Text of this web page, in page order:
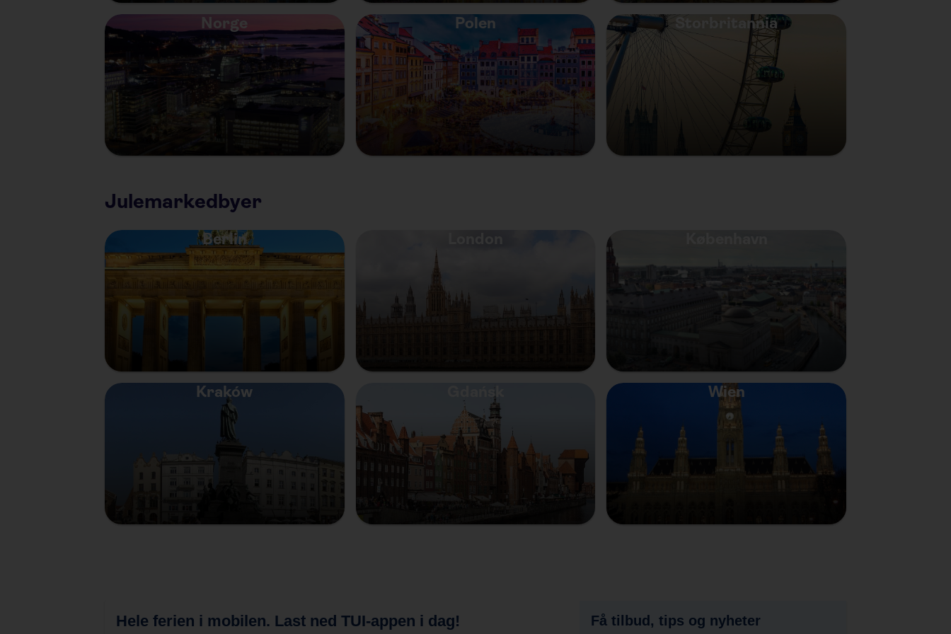
Norge Polen Storbritannia
Julemarkedbyer
Berlin
Kraków Wien
Hele ferien i mobilen. Last ned TUI-appen i dag! Få tilbud, tips og nyheter